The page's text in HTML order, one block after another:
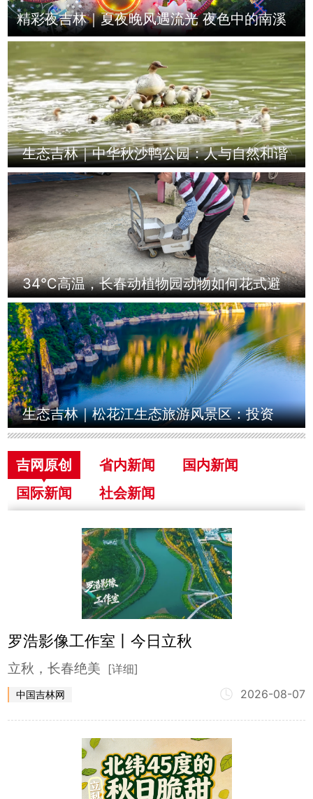
精彩夜吉林｜夏夜晚风遇流光 夜色中的南溪
里
生态吉林｜中华秋沙鸭公园：人与自然和谐
共生 长白山绿水青山的“生态名片”
34℃高温，长春动植物园动物如何花式避
暑？
生态吉林｜松花江生态旅游风景区：投资
3.6478亿元打造水上旅游大通道
吉网原创
省内新闻
国内新闻
国际新闻
社会新闻
罗浩影像工作室丨今日立秋
立秋，长春绝美 [详细]
中国吉林网 2026-08-07